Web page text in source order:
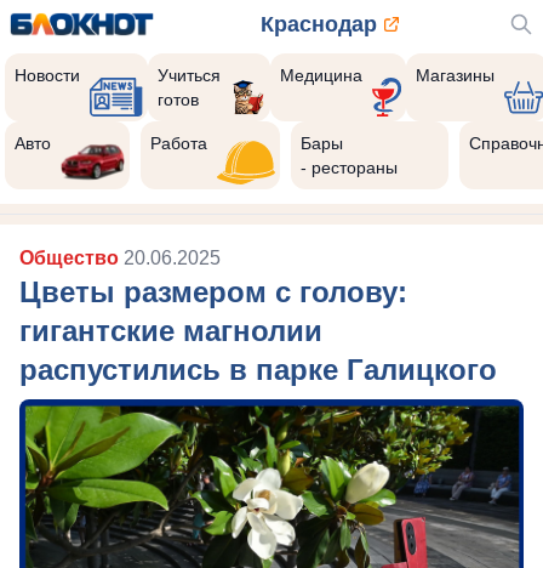
Краснодар
Новости
Учиться
готов
Медицина Магазины
Авто Работа
Бары
- рестораны
Общество 20.06.2025
Цветы размером с голову:
гигантские магнолии
распустились в парке Галицкого